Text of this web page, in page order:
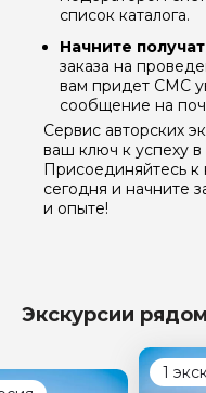
список каталога.
Начните
заказа на
вам придет СМС
сообщение на
Сервис авторских
ваш ключ к успеху
Присоединяйтесь
сегодня и начните
и опыте!
Экскурсии
1